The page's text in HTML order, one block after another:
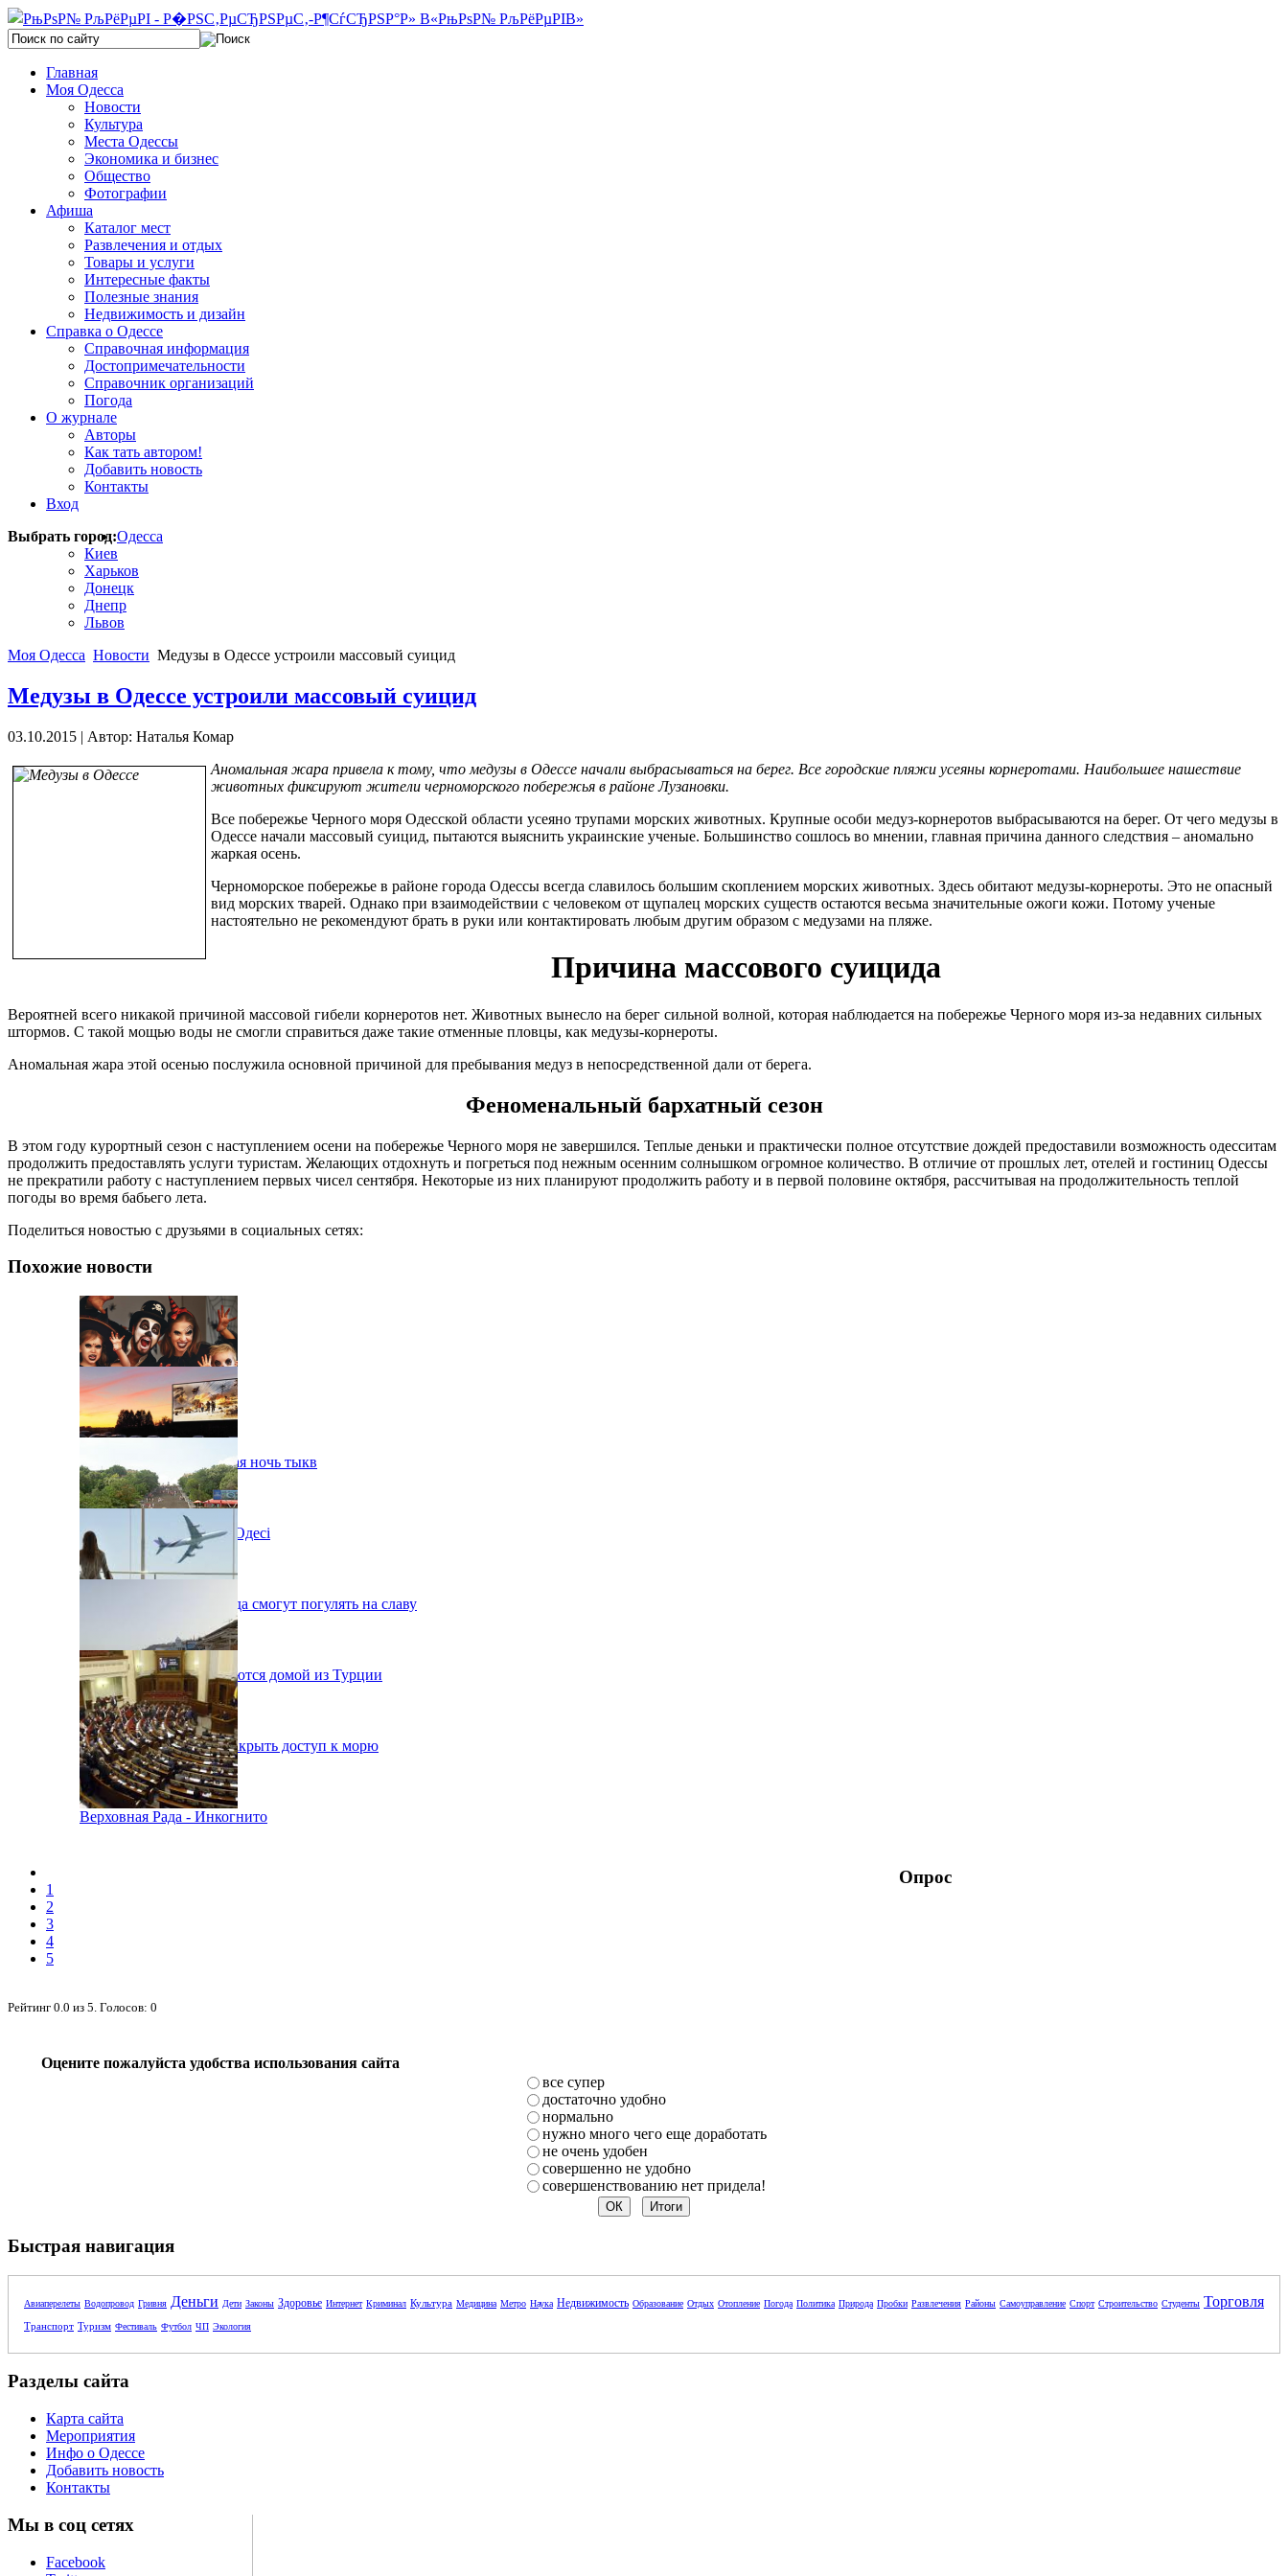
Главная
Моя Одесса
Новости
Культура
Места Одессы
Экономика и бизнес
Общество
Фотографии
Афиша
Каталог мест
Развлечения и отдых
Товары и услуги
Интересные факты
Полезные знания
Недвижимость и дизайн
Справка о Одессе
Справочная информация
Достопримечательности
Справочник организаций
Погода
О журнале
Авторы
Как тать автором!
Добавить новость
Контакты
Вход
Выбрать город:Одесса
Киев
Харьков
Донецк
Днепр
Львов
Моя Одесса Новости Медузы в Одессе устроили массовый суицид
Медузы в Одессе устроили массовый суицид
03.10.2015 | Автор: Наталья Комар
Аномальная жара привела к тому, что медузы в Одессе начали выбрасываться на берег. Все городские пляжи усеяны корнеротами. Наибольшее нашествие
животных фиксируют жители черноморского побережья в районе Лузановки.
Все побережье Черного моря Одесской области усеяно трупами морских животных. Крупные особи медуз-корнеротов выбрасываются на берег. От чего медузы в
Одессе начали массовый суицид, пытаются выяснить украинские ученые. Большинство сошлось во мнении, главная причина данного следствия – аномально
жаркая осень.
Черноморское побережье в районе города Одессы всегда славилось большим скоплением морских животных. Здесь обитают медузы-корнероты. Это не опасный
вид морских тварей. Однако при взаимодействии с человеком от щупалец морских существ остаются весьма значительные ожоги кожи. Потому ученые
настоятельно не рекомендуют брать в руки или контактировать любым другим образом с медузами на пляже.
Причина массового суицида
Вероятней всего никакой причиной массовой гибели корнеротов нет. Животных вынесло на берег сильной волной, которая наблюдается на побережье Черного моря из-за недавних сильных
штормов. С такой мощью воды не смогли справиться даже такие отменные пловцы, как медузы-корнероты.
Аномальная жара этой осенью послужила основной причиной для пребывания медуз в непосредственной дали от берега.
Феноменальный бархатный сезон
В этом году курортный сезон с наступлением осени на побережье Черного моря не завершился. Теплые деньки и практически полное отсутствие дождей предоставили возможность одесситам
продолжить предоставлять услуги туристам. Желающих отдохнуть и погреться под нежным осенним солнышком огромное количество. В отличие от прошлых лет, отелей и гостиниц Одессы
не прекратили работу с наступлением первых чисел сентября. Некоторые из них планируют продолжить работу и в первой половине октября, рассчитывая на продолжительность теплой
погоды во время бабьего лета.
Поделиться новостью с друзьями в социальных сетях:
Похожие новости
В Одессе пройдет шестая ночь тыкв
Новий автокінотеатр в Одесі
Одесситы на День города смогут погулять на славу
38 украинцев возвращаются домой из Турции
В Одессе вынуждены закрыть доступ к морю
Верховная Рада - Инкогнито
1
2
3
4
5
Рейтинг 0.0 из 5. Голосов: 0
Опрос
Оцените пожалуйста удобства использования сайта
все супер
достаточно удобно
нормально
нужно много чего еще доработать
не очень удобен
совершенно не удобно
совершенствованию нет придела!
Быстрая навигация
Авиаперелеты Водопровод Гривня Деньги Дети Законы Здоровье Интернет Криминал Культура Медицина Метро Наука Недвижимость Образование Отдых Отопление Погода Политика Природа Пробки Развлечения Районы Самоуправление Спорт Строительство Студенты Торговля
Транспорт Туризм Фестиваль Футбол ЧП Экология
Разделы сайта
Карта сайта
Мероприятия
Инфо о Одессе
Добавить новость
Контакты
Мы в соц сетях
Facebook